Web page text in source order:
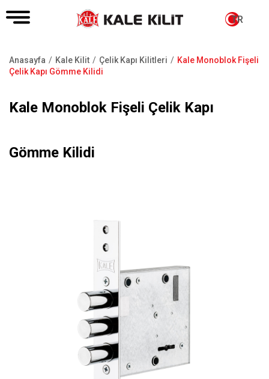
TR
Sayfa
Anasayfa Kale Kilit Çelik Kapı Kilitleri
Kale Monoblok Fişeli
Çelik Kapı Gömme Kilidi
Kale Monoblok Fişeli Çelik Kapı
Gömme Kilidi